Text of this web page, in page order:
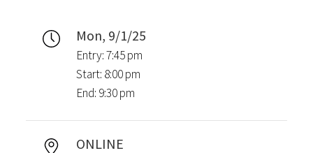
Mon, 9/1/25
Entry: 7:45 pm
Start: 8:00 pm
End: 9:30 pm
ONLINE